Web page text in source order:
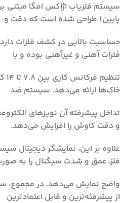
پایین) طراحی شده است که دقت و
حساسیت بالایی در کشف فلزات
فلزات آهنی و غیرآهنی بوده و با
خاک‌ها ارائه می‌دهد. سیستم ضد
تداخل پیشرفته آن نویزهای
و دقت کاوش را افزایش می‌دهد.
علاوه بر این، نمایشگر دیجیتال
فلز، عمق و شدت سیگنال را به
واضح نمایش می‌دهد. در مجموع،
از پیشرفته‌ترین و قابل اعتمادترین